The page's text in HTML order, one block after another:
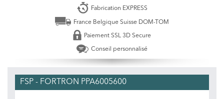
Fabrication EXPRESS
France Belgique Suisse DOM-TOM
Paiement SSL 3D Secure
Conseil personnalisé
FSP - FORTRON PPA6005600